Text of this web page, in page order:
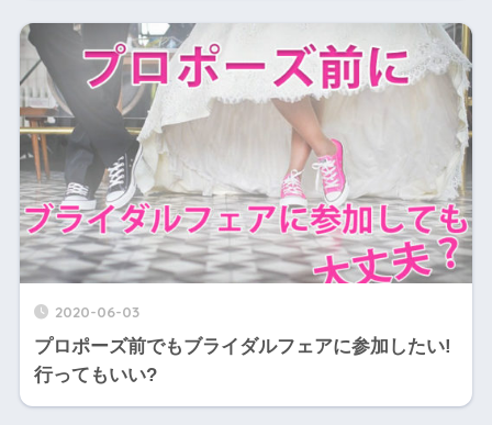
2020-06-03
プロポーズ前でもブライダルフェアに参加したい!
行ってもいい?